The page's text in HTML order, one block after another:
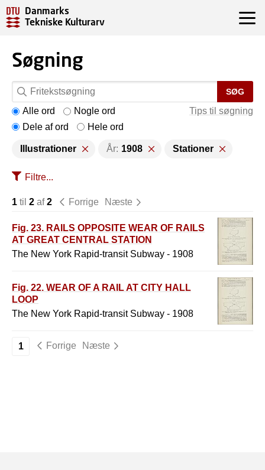
Danmarks
Tekniske Kulturarv
Søgning
SØG
Tips til søgning
Alle ord
Nogle ord
Dele af ord
Hele ord
Illustrationer År: 1908 Stationer
Filtre...
1 til 2 af2 Forrige Næste
Fig. 23. RAILS OPPOSITE WEAR OF RAILS
AT GREAT CENTRAL STATION
The New York Rapid-transit Subway - 1908
Fig. 22. WEAR OF A RAIL AT CITY HALL
LOOP
The New York Rapid-transit Subway - 1908
1 Forrige Næste